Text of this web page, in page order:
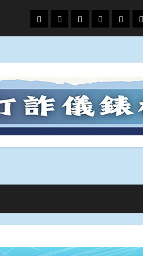
頭
條
財
經
地
方.
文
教.
專
題
娛